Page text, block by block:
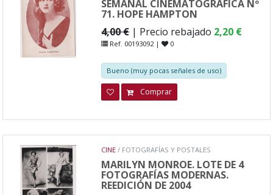
SEMANAL CINEMATOGRÁFICA Nº
71. HOPE HAMPTON
4,00 € | Precio rebajado 2,20 €
Ref. 00193092 | 0
Bueno (muy pocas señales de uso)
Comprar
CINE / FOTOGRAFÍAS Y POSTALES
MARILYN MONROE. LOTE DE 4
FOTOGRAFÍAS MODERNAS.
REEDICIÓN DE 2004